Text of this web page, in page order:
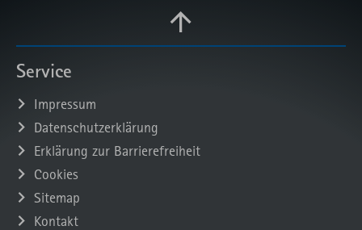
Service
Impressum
Datenschutzerklärung
Erklärung zur Barrierefreiheit
Cookies
Sitemap
Kontakt